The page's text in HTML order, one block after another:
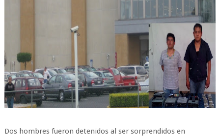
Dos hombres fueron detenidos al ser sorprendidos en